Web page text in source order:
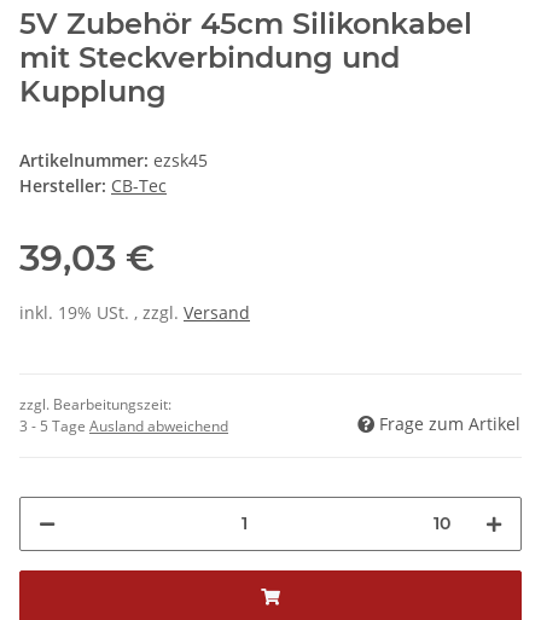
5V Zubehör 45cm Silikonkabel
mit Steckverbindung und
Kupplung
Artikelnummer: ezsk45
Hersteller: CB-Tec
39,03 €
inkl. 19% USt. , zzgl. Versand
zzgl. Bearbeitungszeit:
3 - 5 Tage Ausland abweichend Frage zum Artikel
10